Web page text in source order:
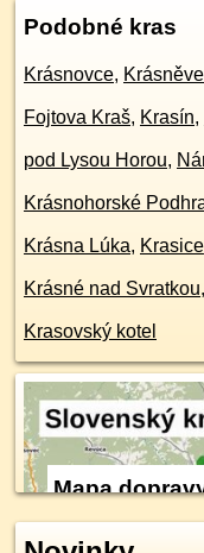
Podobné kras
Krásnovce,
Fojtova Kraš, Krasín,
pod Lysou Horou,
Krásnohorské
Krásna Lúka, Krasice
Krásné nad Svratkou,
Krasovský kotel
Mapa